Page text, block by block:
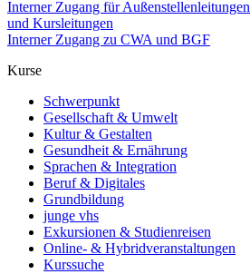
Interner Zugang für Außenstellenleitungen
und Kursleitungen
Interner Zugang zu CWA und BGF
Kurse
Schwerpunkt
Gesellschaft & Umwelt
Kultur & Gestalten
Gesundheit & Ernährung
Sprachen & Integration
Beruf & Digitales
Grundbildung
junge vhs
Exkursionen & Studienreisen
Online- & Hybridveranstaltungen
Kurssuche